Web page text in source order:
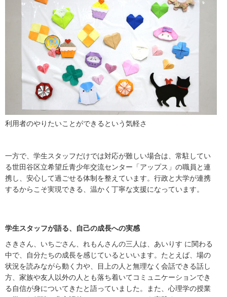
利用者のやりたいことができるという気軽さ
一方で、学生スタッフだけでは対応が難しい場合は、常駐してい
る世田谷区立希望丘青少年交流センター「アップス」の職員と連
携し、安心して過ごせる体制を整えています。行政と大学が連携
するからこそ実現できる、温かく丁寧な支援になっています。
学生スタッフが語る、自己の成長への実感
さきさん、いちごさん、れもんさんの三人は、あいりす に関わる
中で、自分たちの成長を感じているといいます。たとえば、場の
状況を読みながら動く力や、目上の人と無理なく会話できる話し
方、家族や友人以外の人とも落ち着いてコミュニケーションでき
る自信が身についてきたと語っていました。また、心理学の授業